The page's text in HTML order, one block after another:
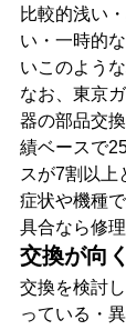
比較的浅い
い・一時的
いこのよう
なお、東京
器の部品交
績ベースで
スが7割以上
症状や機種
具合なら修
交換が向
交換を検討
っている・